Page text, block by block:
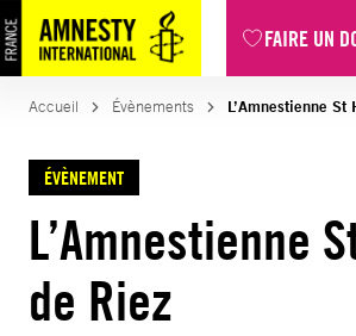
FAIRE UN
Accueil Évènements L’Amnestienne
ÉVÈNEMENT
L’Amnestienne
de Riez